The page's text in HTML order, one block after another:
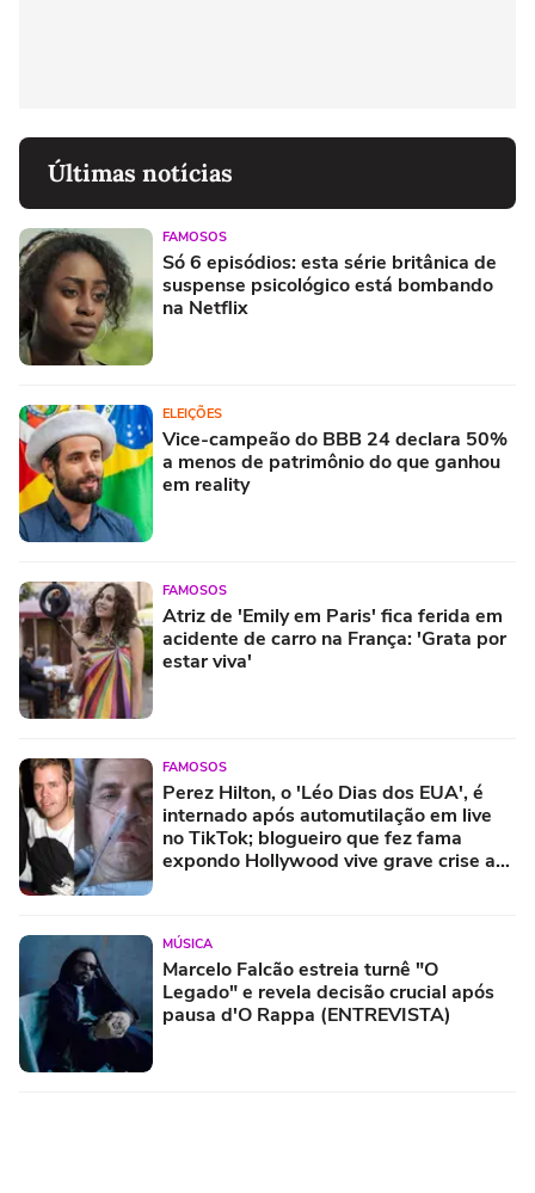
Últimas notícias
FAMOSOS
Só 6 episódios: esta série britânica de
suspense psicológico está bombando
na Netflix
ELEIÇÕES
Vice-campeão do BBB 24 declara 50%
a menos de patrimônio do que ganhou
em reality
FAMOSOS
Atriz de 'Emily em Paris' fica ferida em
acidente de carro na França: 'Grata por
estar viva'
FAMOSOS
Perez Hilton, o 'Léo Dias dos EUA', é
internado após automutilação em live
no TikTok; blogueiro que fez fama
expondo Hollywood vive grave crise aos
MÚSICA
Marcelo Falcão estreia turnê "O
Legado" e revela decisão crucial após
pausa d'O Rappa (ENTREVISTA)